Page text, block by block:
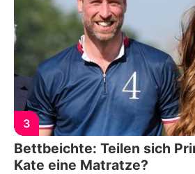
3
Bettbeichte: Teilen sich
Kate eine Matratze?